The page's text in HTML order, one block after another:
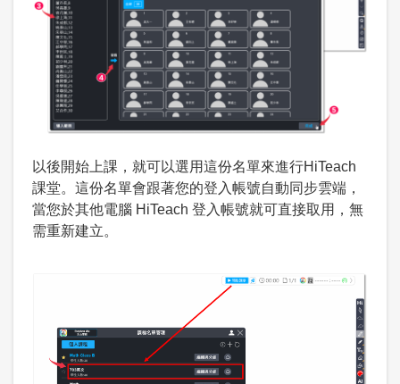
以後開始上課，就可以選用這份名單來進行HiTeach
課堂。這份名單會跟著您的登入帳號自動同步雲端，
當您於其他電腦 HiTeach 登入帳號就可直接取用，無
需重新建立。